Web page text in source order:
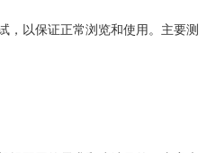
，以保证正常浏览和使用。主要测